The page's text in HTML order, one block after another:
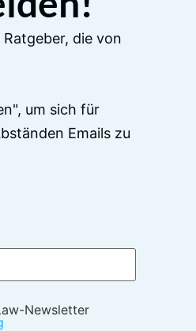
die von
um sich für
Emails zu
Newsletter